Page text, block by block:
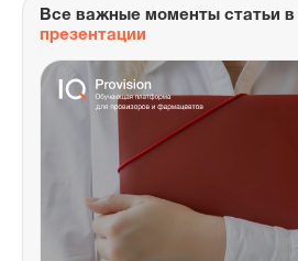
Все важные моменты статьи в
презентации